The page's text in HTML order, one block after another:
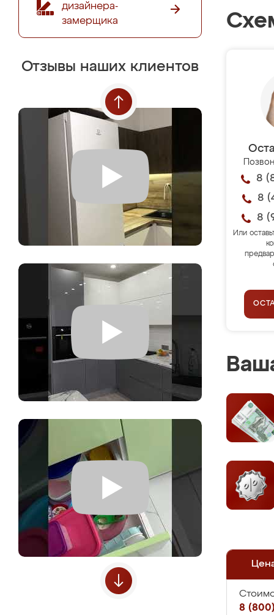
дизайнера-
замерщика
Отзывы наших клиентов
8
8
8
Или
8